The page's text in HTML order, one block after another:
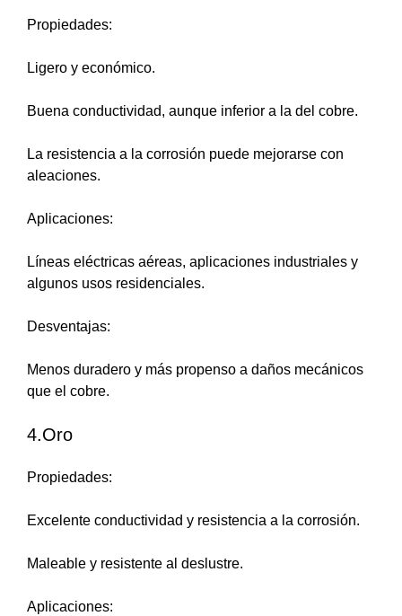
Propiedades:
Ligero y económico.
Buena conductividad, aunque inferior a la del cobre.
La resistencia a la corrosión puede mejorarse con
aleaciones.
Aplicaciones:
Líneas eléctricas aéreas, aplicaciones industriales y
algunos usos residenciales.
Desventajas:
Menos duradero y más propenso a daños mecánicos
que el cobre.
4.Oro
Propiedades:
Excelente conductividad y resistencia a la corrosión.
Maleable y resistente al deslustre.
Aplicaciones: